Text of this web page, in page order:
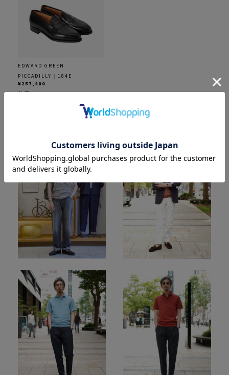
EDWARD GREEN
PICCADILLY｜184E
¥257,400
着用カラー：BLACK